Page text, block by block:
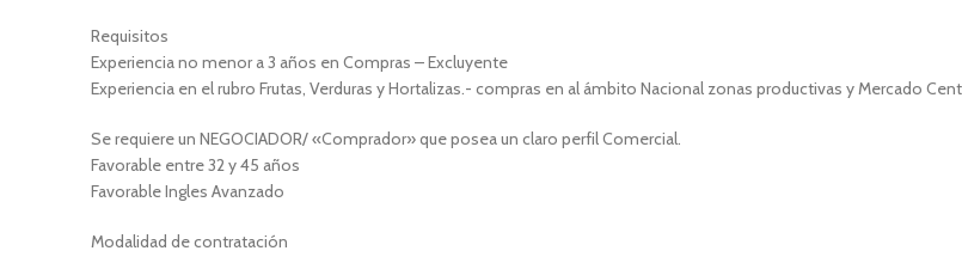
Requisitos
Experiencia no menor a 3 años en Compras – Excluyente
Experiencia en el rubro Frutas, Verduras y Hortalizas.- compras en al ámbito Nacional zonas productivas y Mercado
Se requiere un NEGOCIADOR/ «Comprador» que posea un claro perfil Comercial.
Favorable entre 32 y 45 años
Favorable Ingles Avanzado
Modalidad de contratación